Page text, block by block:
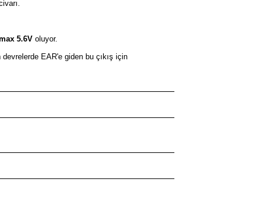
5.6V oluyor.
EAR'e giden bu çıkış için